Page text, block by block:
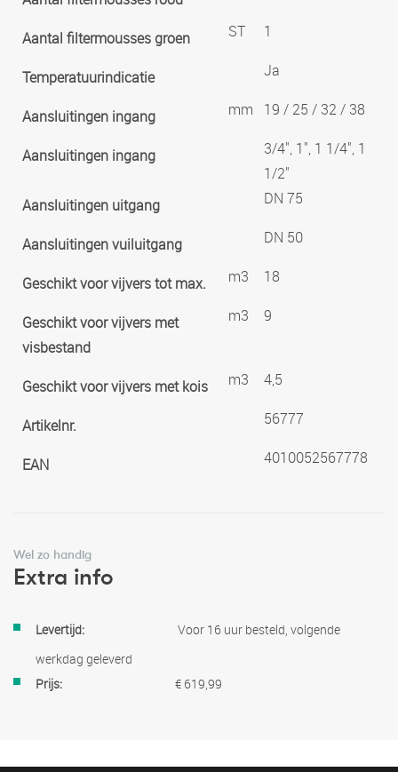
Aantal filtermousses groen ST 1
Temperatuurindicatie Ja
Aansluitingen ingang mm 19 / 25 / 32 / 38
Aansluitingen ingang
3/4", 1", 1 1/4", 1
1/2"
Aansluitingen uitgang
DN 75
Aansluitingen vuiluitgang DN 50
Geschikt voor vijvers tot max. m3 18
Geschikt voor vijvers met
visbestand
m3 9
Geschikt voor vijvers met kois m3 4,5
Artikelnr. 56777
EAN 4010052567778
Wel zo handig
Extra info
Meer
Voor 16 uur besteld, volgende
werkdag geleverd
€ 619,99